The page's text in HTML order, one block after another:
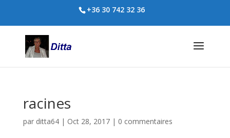
+36 30 742 32 36
racines
par ditta64| Oct 28, 2017| 0 commentaires